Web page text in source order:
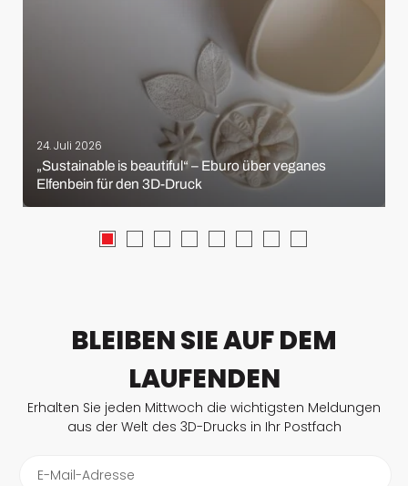
24. Juli 2026
„Sustainable is beautiful“ – Eburo über veganes
Elfenbein für den 3D-Druck
BLEIBEN SIE AUF DEM
LAUFENDEN
Erhalten Sie jeden Mittwoch die wichtigsten Meldungen
aus der Welt des 3D-Drucks in Ihr Postfach
E-Mail-Adresse